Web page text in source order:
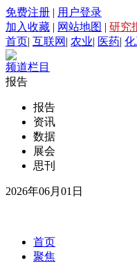
免费注册 | 用户登录
加入收藏 | 网站地图 | 研究
首页| 互联网 | 农业| 医药|
频道栏目
报告
报告
资讯
数据
展会
思刊
2026年06月01日
首页
聚焦